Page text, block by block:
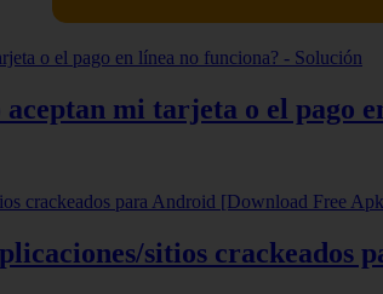
aceptan mi tarjeta o el pago
sitios